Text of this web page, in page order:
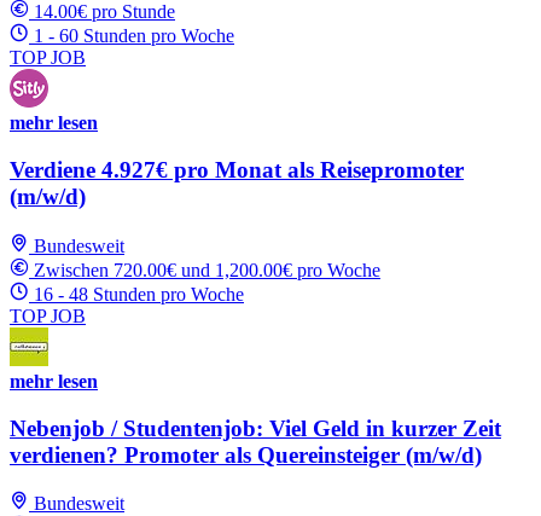
14.00€ pro Stunde
1 - 60 Stunden pro Woche
TOP JOB
mehr lesen
Verdiene 4.927€ pro Monat als Reisepromoter
(m/w/d)
Bundesweit
Zwischen 720.00€ und 1,200.00€ pro Woche
16 - 48 Stunden pro Woche
TOP JOB
mehr lesen
Nebenjob / Studentenjob: Viel Geld in kurzer Zeit
verdienen? Promoter als Quereinsteiger (m/w/d)
Bundesweit